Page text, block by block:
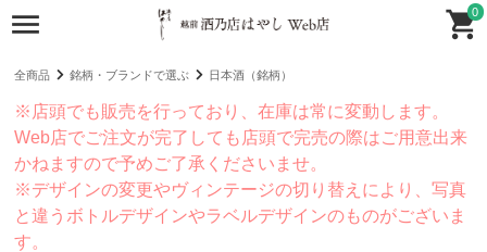
0
全商品 銘柄・ブランドで選ぶ 日本酒（銘柄）
※店頭でも販売を行っており、在庫は常に変動します。
Web店でご注文が完了しても店頭で完売の際はご用意出来
かねますので予めご了承くださいませ。
※デザインの変更やヴィンテージの切り替えにより、写真
と違うボトルデザインやラベルデザインのものがございま
す。